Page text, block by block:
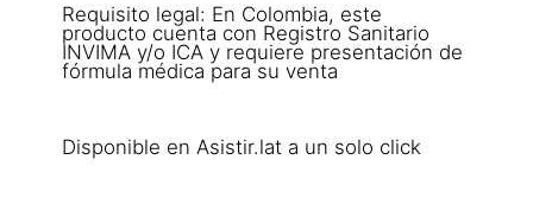
Requisito legal: En Colombia, este
producto cuenta con Registro Sanitario
INVIMA y/o ICA y requiere presentación de
fórmula médica para su venta
Disponible en Asistir.lat a un solo click